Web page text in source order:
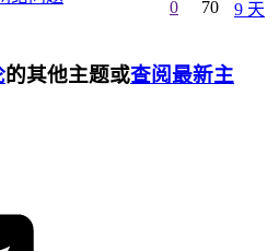
0 70 9 天
的其他主题或查阅最新主